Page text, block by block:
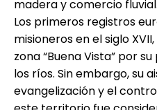
madera y comercio fluvial.
Los primeros registros
misioneros en el siglo
zona “Buena Vista” por
los ríos. Sin embargo, su
evangelización y el